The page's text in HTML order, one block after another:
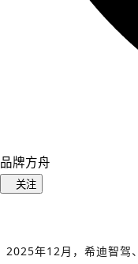
品牌方舟
关注
2025年12月，希迪智驾、